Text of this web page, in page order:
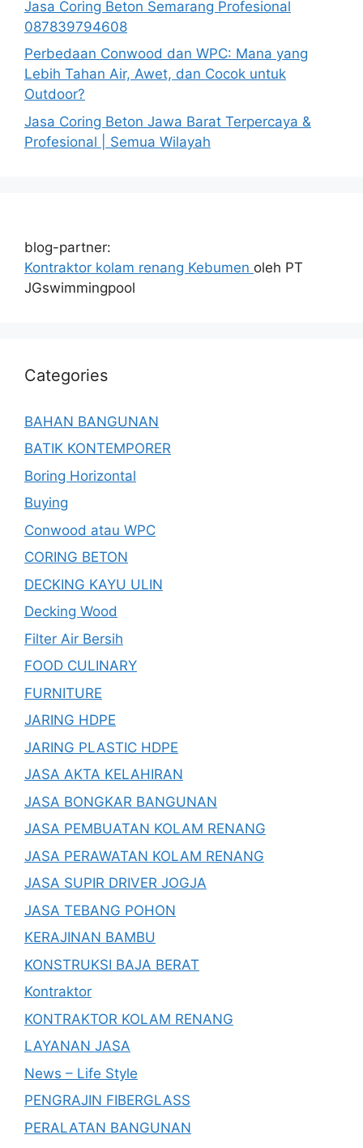
Jasa Coring Beton Semarang Profesional
087839794608
Perbedaan Conwood dan WPC: Mana yang
Lebih Tahan Air, Awet, dan Cocok untuk
Outdoor?
Jasa Coring Beton Jawa Barat Terpercaya &
Profesional | Semua Wilayah
blog-partner:
Kontraktor kolam renang Kebumen oleh PT
JGswimmingpool
Categories
BAHAN BANGUNAN
BATIK KONTEMPORER
Boring Horizontal
Buying
Conwood atau WPC
CORING BETON
DECKING KAYU ULIN
Decking Wood
Filter Air Bersih
FOOD CULINARY
FURNITURE
JARING HDPE
JARING PLASTIC HDPE
JASA AKTA KELAHIRAN
JASA BONGKAR BANGUNAN
JASA PEMBUATAN KOLAM RENANG
JASA PERAWATAN KOLAM RENANG
JASA SUPIR DRIVER JOGJA
JASA TEBANG POHON
KERAJINAN BAMBU
KONSTRUKSI BAJA BERAT
Kontraktor
KONTRAKTOR KOLAM RENANG
LAYANAN JASA
News – Life Style
PENGRAJIN FIBERGLASS
PERALATAN BANGUNAN